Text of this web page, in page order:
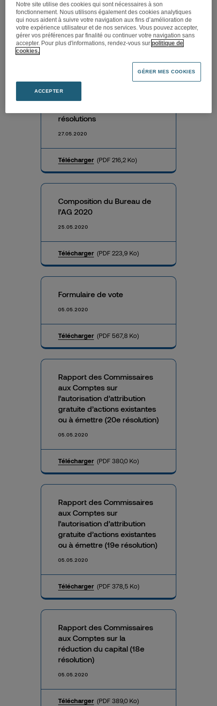
Présentation de l’Assemblée
générale du 28 mai 2020
27.05.2020
résolutions
27.05.2020
Télécharger (PDF 216,2 Ko)
Composition du Bureau de
l’AG 2020
25.05.2020
Télécharger (PDF 223,9 Ko)
Formulaire de vote
05.05.2020
Télécharger (PDF 567,8 Ko)
Rapport des Commissaires
aux Comptes sur
l’autorisation d’attribution
gratuite d’actions existantes
ou à émettre (20e résolution)
05.05.2020
Télécharger (PDF 380,0 Ko)
Rapport des Commissaires
aux Comptes sur
l’autorisation d’attribution
gratuite d’actions existantes
ou à émettre (19e résolution)
05.05.2020
Télécharger (PDF 378,5 Ko)
Rapport des Commissaires
aux Comptes sur la
réduction du capital (18e
résolution)
05.05.2020
Télécharger (PDF 389,0 Ko)
Notre site utilise des cookies qui sont nécessaires à son
fonctionnement. Nous utilisons également des cookies analytiques
qui nous aident à suivre votre navigation aux fins d’amélioration de
votre expérience utilisateur et de nos services. Vous pouvez accepter,
gérer vos préférences par finalité ou continuer votre navigation sans
accepter. Pour plus d'informations, rendez-vous surpolitique de
cookies.
GÉRER MES COOKIES
ACCEPTER